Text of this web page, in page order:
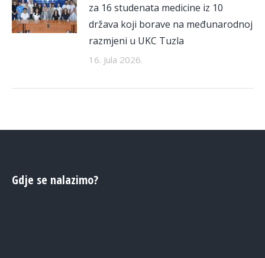
za 16 studenata medicine iz 10
država koji borave na međunarodnoj
razmjeni u UKC Tuzla
16. Jula 2026.
Gdje se nalazimo?